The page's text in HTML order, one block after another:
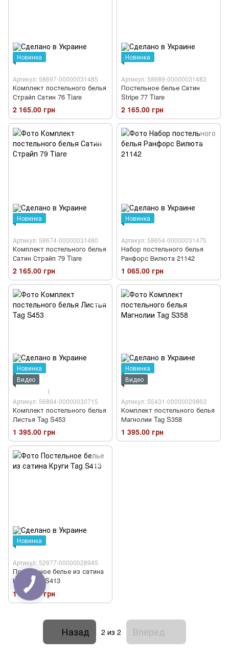
Новинка
Артикул: 58697-00000031485
Комплект постельного белья
Страйп Сатин 76 Tiare
2 165.00 грн
Новинка
Артикул: 58689-00000031483
Постельное белье Сатин
Stripe 77 Tiare
2 165.00 грн
Новинка
Артикул: 58674-00000031480
Комплект постельного белья
Сатин Страйп 79 Tiare
2 165.00 грн
Новинка
Артикул: 58654-00000031475
Набор постельного белья
Ранфорс Вилюта 21142
1 065.00 грн
Новинка
Видео
1
Артикул: 56894-00000030715
Комплект постельного белья
Листья Tag S453
1 395.00 грн
Новинка
Видео
Артикул: 55431-00000029863
Комплект постельного белья
Магнолии Tag S358
1 395.00 грн
Новинка
Артикул: 52977-00000028945
Постельное белье из сатина
Круги Tag S413
1 395.00 грн
Назад 2 из 2 Вперед